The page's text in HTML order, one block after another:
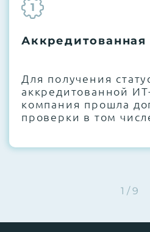
1
Для получения
аккредитованной
компания прошла
проверки в том
1 / 9